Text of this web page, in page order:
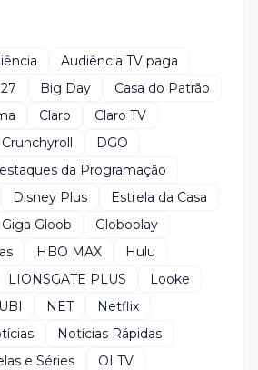
Audiência TV paga
Big Day
Casa do Patrão
Claro
Claro TV
Crunchyroll
DGO
da Programação
Disney Plus
Estrela da Casa
Giga Gloob
Globoplay
HBO MAX
Hulu
LIONSGATE PLUS
Looke
NET
Netflix
Notícias Rápidas
e Séries
OI TV